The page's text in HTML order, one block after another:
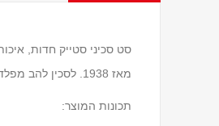
סט סכיני סטייק חדות,
מאז 1938. לסכין להב מפלדת אל חלד וידיות בקליט. הידיות מחוזקות ללהב באמצעות 3 ניטים.
תכונות המוצר: